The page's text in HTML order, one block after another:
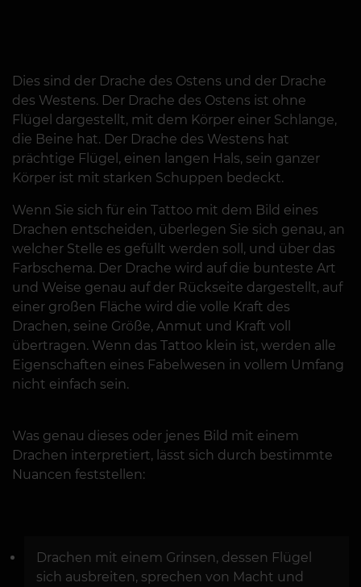
Dies sind der Drache des Ostens und der Drache
des Westens. Der Drache des Ostens ist ohne
Flügel dargestellt, mit dem Körper einer Schlange,
die Beine hat. Der Drache des Westens hat
prächtige Flügel, einen langen Hals, sein ganzer
Körper ist mit starken Schuppen bedeckt.
Wenn Sie sich für ein Tattoo mit dem Bild eines
Drachen entscheiden, überlegen Sie sich genau, an
welcher Stelle es gefüllt werden soll, und über das
Farbschema. Der Drache wird auf die bunteste Art
und Weise genau auf der Rückseite dargestellt, auf
einer großen Fläche wird die volle Kraft des
Drachen, seine Größe, Anmut und Kraft voll
übertragen. Wenn das Tattoo klein ist, werden alle
Eigenschaften eines Fabelwesen in vollem Umfang
nicht einfach sein.
Was genau dieses oder jenes Bild mit einem
Drachen interpretiert, lässt sich durch bestimmte
Nuancen feststellen:
Drachen mit einem Grinsen, dessen Flügel
sich ausbreiten, sprechen von Macht und